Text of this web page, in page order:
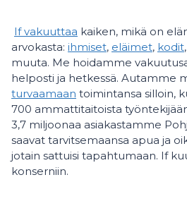
If vakuuttaa kaiken, mikä on
arvokasta: ihmiset, eläimet, kodit,
muuta. Me hoidamme
helposti ja hetkessä. Autamme
turvaamaan toimintansa silloin,
700 ammattitaitoista
3,7 miljoonaa asiakastamme
saavat tarvitsemaansa apua ja
jotain sattuisi tapahtumaan. If
konserniin.